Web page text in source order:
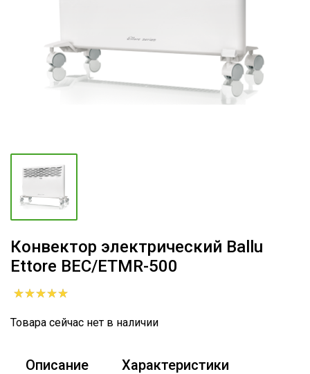
Конвектор электрический Ballu
Ettore BEC/ETMR-500
Товара сейчас нет в наличии
Описание Характеристики